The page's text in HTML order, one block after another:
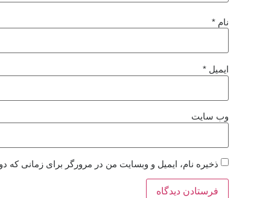
نام *
ایمیل *
وب‌ سایت
ذخیره نام، ایمیل و وبسایت من در مرورگر برای زمانی که